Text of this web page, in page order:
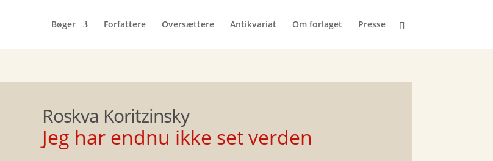
Bøger Forfattere Oversættere Antikvariat Om forlaget Presse
Roskva Koritzinsky
Jeg har endnu ikke set verden